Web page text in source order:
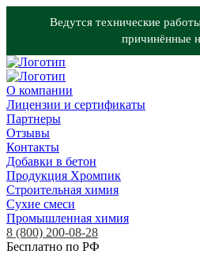
Ведутся технические
причинённые
О компании
Лицензии и сертификаты
Партнеры
Отзывы
Контакты
Добавки в бетон
Продукция Хромпик
Строительная химия
Сухие смеси
Промышленная химия
8 (800) 200-08-28
Бесплатно по РФ